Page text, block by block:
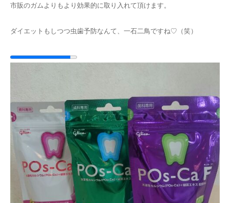
市販のガムよりもより効果的に取り入れて頂けます。
ダイエットもしつつ虫歯予防なんて、一石二鳥ですね♡（笑）